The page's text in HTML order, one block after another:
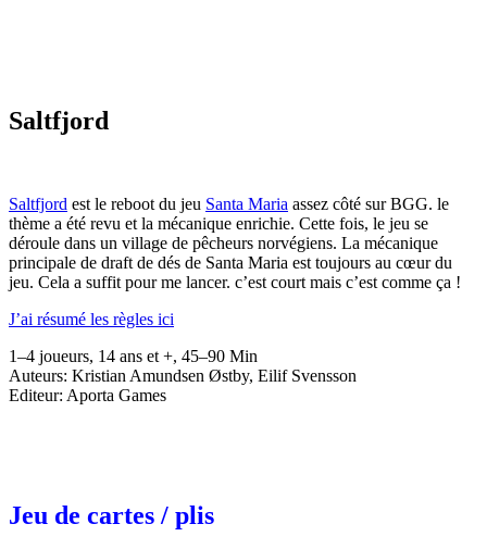
Saltfjord
Saltfjord est le reboot du jeu Santa Maria assez côté sur BGG. le
thème a été revu et la mécanique enrichie. Cette fois, le jeu se
déroule dans un village de pêcheurs norvégiens. La mécanique
principale de draft de dés de Santa Maria est toujours au cœur du
jeu. Cela a suffit pour me lancer. c’est court mais c’est comme ça !
J’ai résumé les règles ici
1–4 joueurs, 14 ans et +, 45–90 Min
Auteurs: Kristian Amundsen Østby, Eilif Svensson
Editeur: Aporta Games
Jeu de cartes / plis